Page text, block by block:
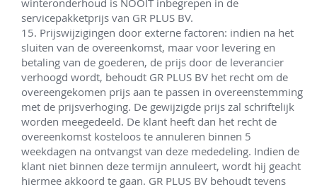
winteronderhoud is NOOIT inbegrepen in de
servicepakketprijs van GR PLUS BV.
15. Prijswijzigingen door externe factoren: indien na het
sluiten van de overeenkomst, maar voor levering en
betaling van de goederen, de prijs door de leverancier
verhoogd wordt, behoudt GR PLUS BV het recht om de
overeengekomen prijs aan te passen in overeenstemming
met de prijsverhoging. De gewijzigde prijs zal schriftelijk
worden meegedeeld. De klant heeft dan het recht de
overeenkomst kosteloos te annuleren binnen 5
weekdagen na ontvangst van deze mededeling. Indien de
klant niet binnen deze termijn annuleert, wordt hij geacht
hiermee akkoord te gaan. GR PLUS BV behoudt tevens